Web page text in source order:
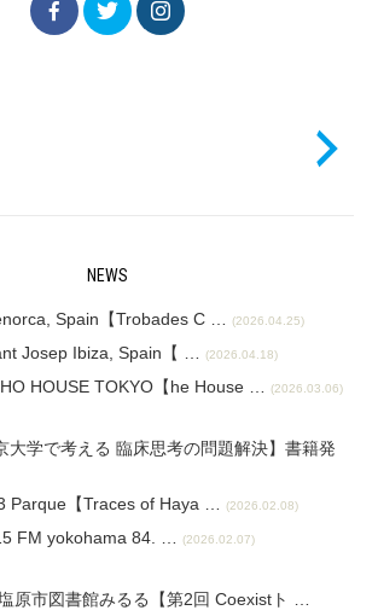
NEWS
Spain【Trobades C … (2026.04.25)
Josep Ibiza, Spain【 … (2026.04.18)
HOUSE TOKYO【he House … (2026.03.06)
大学で考える 臨床思考の問題解決】書籍発
Parque【Traces of Haya … (2026.02.08)
FM yokohama 84. … (2026.02.07)
原市図書館みるる【第2回 Coexistト …